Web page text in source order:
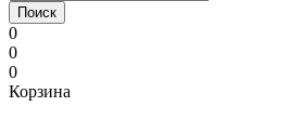
Поиск
0
0
0
Корзина